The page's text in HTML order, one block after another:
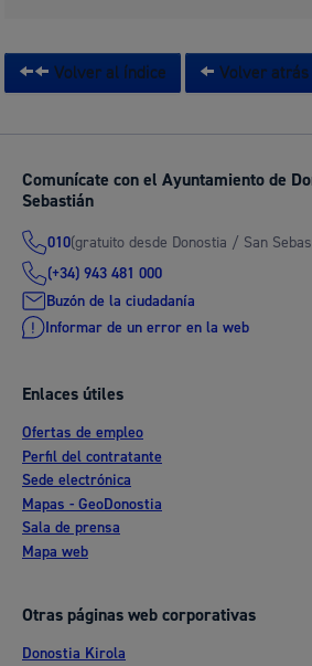
Volver al índice Volver atrás
Comunícate con el Ayuntamiento de
Sebastián
010(gratuito desde Donostia / San
(+34) 943 481 000
Buzón de la ciudadanía
Informar de un error en la web
Enlaces útiles
Ofertas de empleo
Perfil del contratante
Sede electrónica
Mapas - GeoDonostia
Sala de prensa
Mapa web
Otras páginas web corporativas
Donostia Kirola